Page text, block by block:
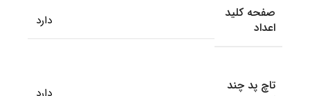
صفحه کلید
اعداد
دارد
تاچ پد چند